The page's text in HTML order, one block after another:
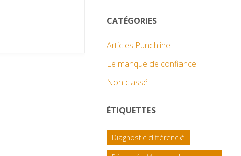
CATÉGORIES
Articles Punchline
Le manque de confiance
Non classé
ÉTIQUETTES
Diagnostic différencié